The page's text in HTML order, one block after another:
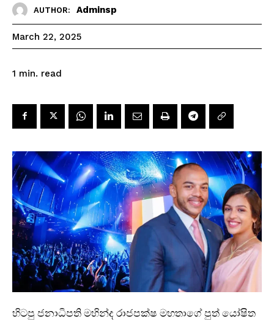
AUTHOR: Adminsp
March 22, 2025
1 min. read
හිටපු ජනාධිපති මහින්ද රාජපක්ෂ මහතාගේ පුත් යෝෂිත